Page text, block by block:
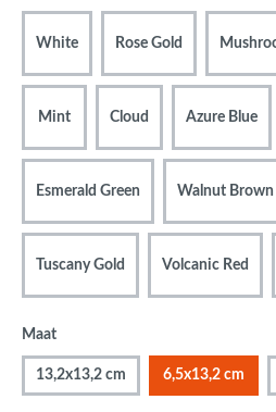
White Rose Gold
Mint Cloud Azure Blue
Esmerald Green Walnut Brown
Tuscany Gold Volcanic Red
Maat
13,2x13,2 cm 6,5x13,2 cm